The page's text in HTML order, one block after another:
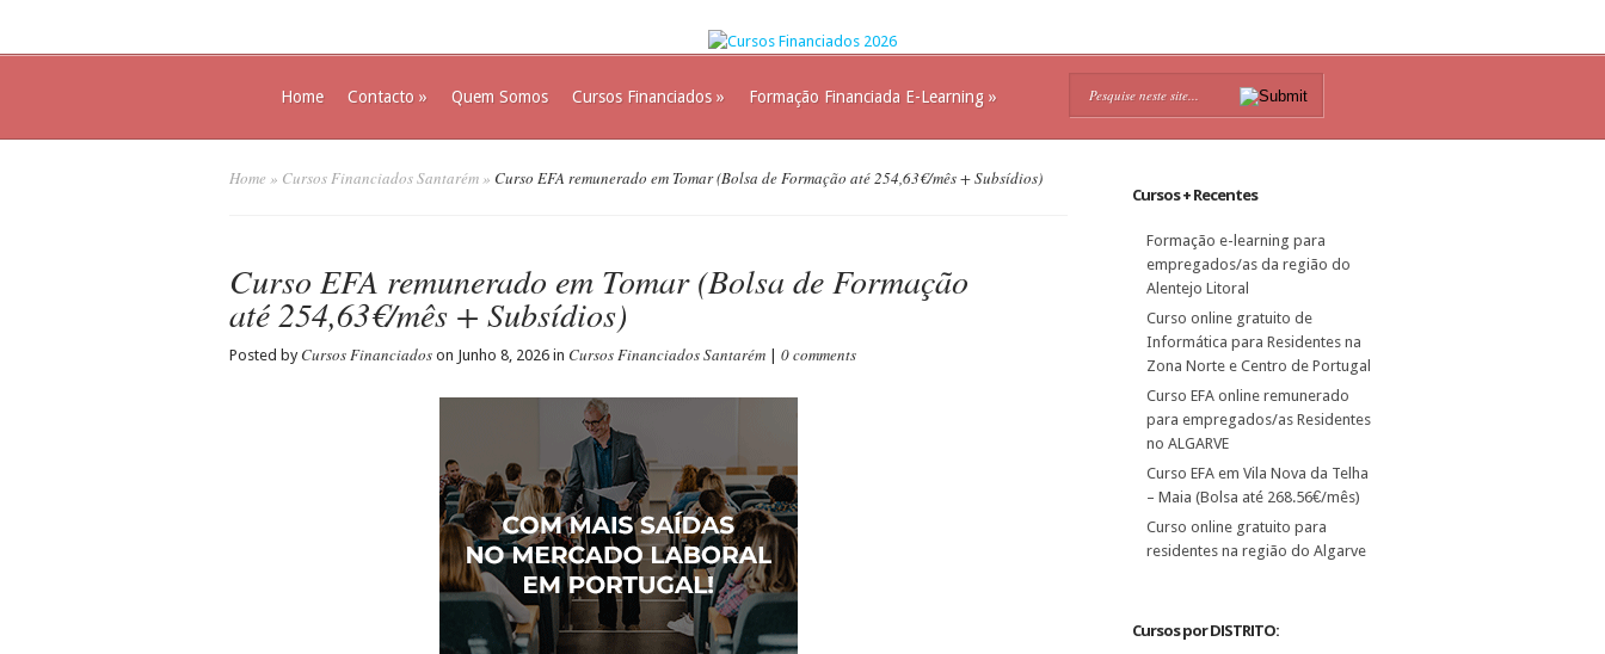
Home Contacto » Quem Somos Cursos Financiados» Formação Financiada E-Learning »
Home » Cursos Financiados Santarém» Curso EFA remunerado em Tomar (Bolsa de Formação até 254,63€/mês + Subsídios)
Curso EFA remunerado em Tomar (Bolsa de Formação
até 254,63€/mês + Subsídios)
Posted by Cursos Financiados on Junho 8, 2026 in Cursos Financiados Santarém 0 comments
Cursos + Recentes
Formação e-learning para
empregados/as da região do
Alentejo Litoral
Curso online gratuito de
Informática para Residentes na
Zona Norte e Centro de Portugal
Curso EFA online remunerado
para empregados/as Residentes
no ALGARVE
Curso EFA em Vila Nova da Telha
– Maia (Bolsa até 268.56€/mês)
Curso online gratuito para
residentes na região do Algarve
Cursos por DISTRITO: